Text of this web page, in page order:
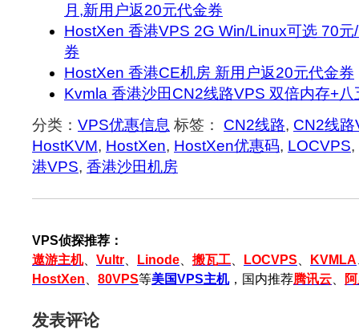
月,新用户返20元代金券
HostXen 香港VPS 2G Win/Linux可选 70
券
HostXen 香港CE机房 新用户返20元代金券
Kvmla 香港沙田CN2线路VPS 双倍内存+
分类： VPS优惠信息 标签： CN2线路, CN2线路
HostKVM, HostXen, HostXen优惠码, LOCVPS,
港VPS, 香港沙田机房
VPS侦探推荐：
遨游主机、 Vultr Linode 搬瓦工 LOCVPS KVMLA
HostXen
80VPS等美国VPS主机，国内推荐腾讯云
发表评论